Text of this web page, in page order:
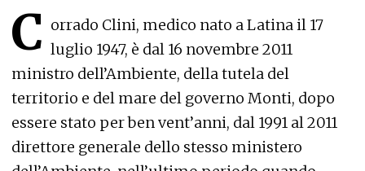
C orrado Clini, medico nato a Latina il 17
luglio 1947, è dal 16 novembre 2011
ministro dell’Ambiente, della tutela del
territorio e del mare del governo Monti, dopo
essere stato per ben vent’anni, dal 1991 al 2011
direttore generale dello stesso ministero